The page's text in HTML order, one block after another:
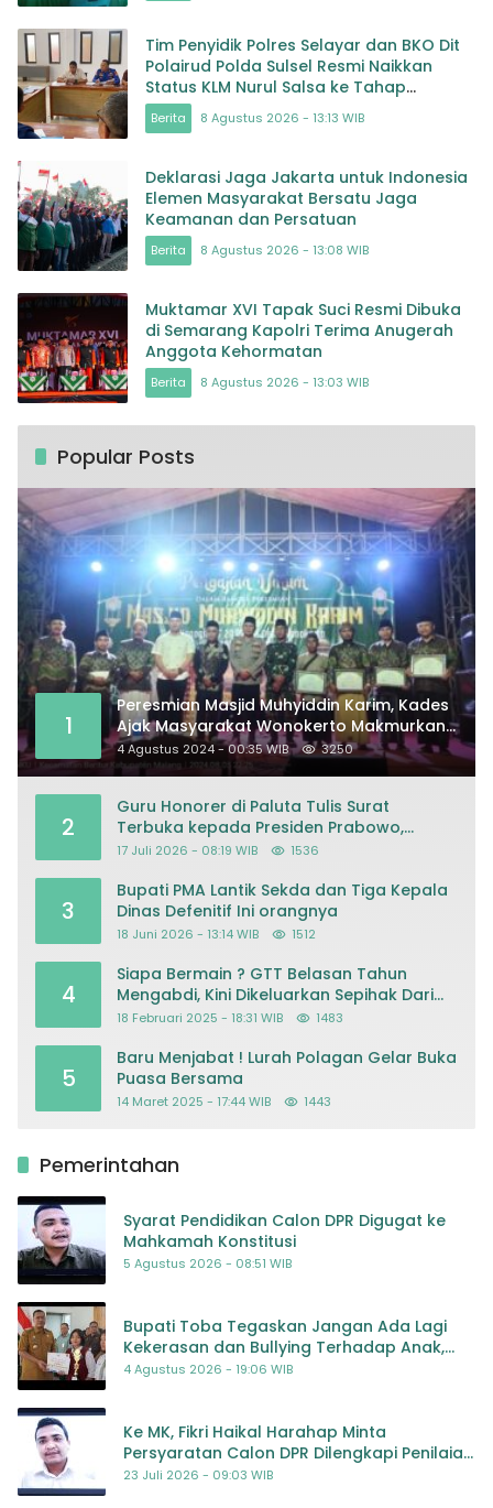
Tim Penyidik Polres Selayar dan BKO Dit
Polairud Polda Sulsel Resmi Naikkan
Status KLM Nurul Salsa ke Tahap
Penyidikan
Berita 8 Agustus 2026 - 13:13 WIB
Deklarasi Jaga Jakarta untuk Indonesia
Elemen Masyarakat Bersatu Jaga
Keamanan dan Persatuan
Berita 8 Agustus 2026 - 13:08 WIB
Muktamar XVI Tapak Suci Resmi Dibuka
di Semarang Kapolri Terima Anugerah
Anggota Kehormatan
Berita 8 Agustus 2026 - 13:03 WIB
Popular Posts
1
Peresmian Masjid Muhyiddin Karim, Kades
Ajak Masyarakat Wonokerto Makmurkan
Masjid
4 Agustus 2024 - 00:35 WIB 3250
2
Guru Honorer di Paluta Tulis Surat
Terbuka kepada Presiden Prabowo,
Mohon Keadilan atas Dugaan
17 Juli 2026 - 08:19 WIB 1536
3
Bupati PMA Lantik Sekda dan Tiga Kepala
Dinas Defenitif Ini orangnya
18 Juni 2026 - 13:14 WIB 1512
4
Siapa Bermain ? GTT Belasan Tahun
Mengabdi, Kini Dikeluarkan Sepihak Dari
Dapodik
18 Februari 2025 - 18:31 WIB 1483
5
Baru Menjabat ! Lurah Polagan Gelar Buka
Puasa Bersama
14 Maret 2025 - 17:44 WIB 1443
Pemerintahan
Syarat Pendidikan Calon DPR Digugat ke
Mahkamah Konstitusi
5 Agustus 2026 - 08:51 WIB
Bupati Toba Tegaskan Jangan Ada Lagi
Kekerasan dan Bullying Terhadap Anak,
Dorong Kolaborasi Seluruh Pihak
4 Agustus 2026 - 19:06 WIB
Ke MK, Fikri Haikal Harahap Minta
Persyaratan Calon DPR Dilengkapi Penilaian
Kompetensi
23 Juli 2026 - 09:03 WIB